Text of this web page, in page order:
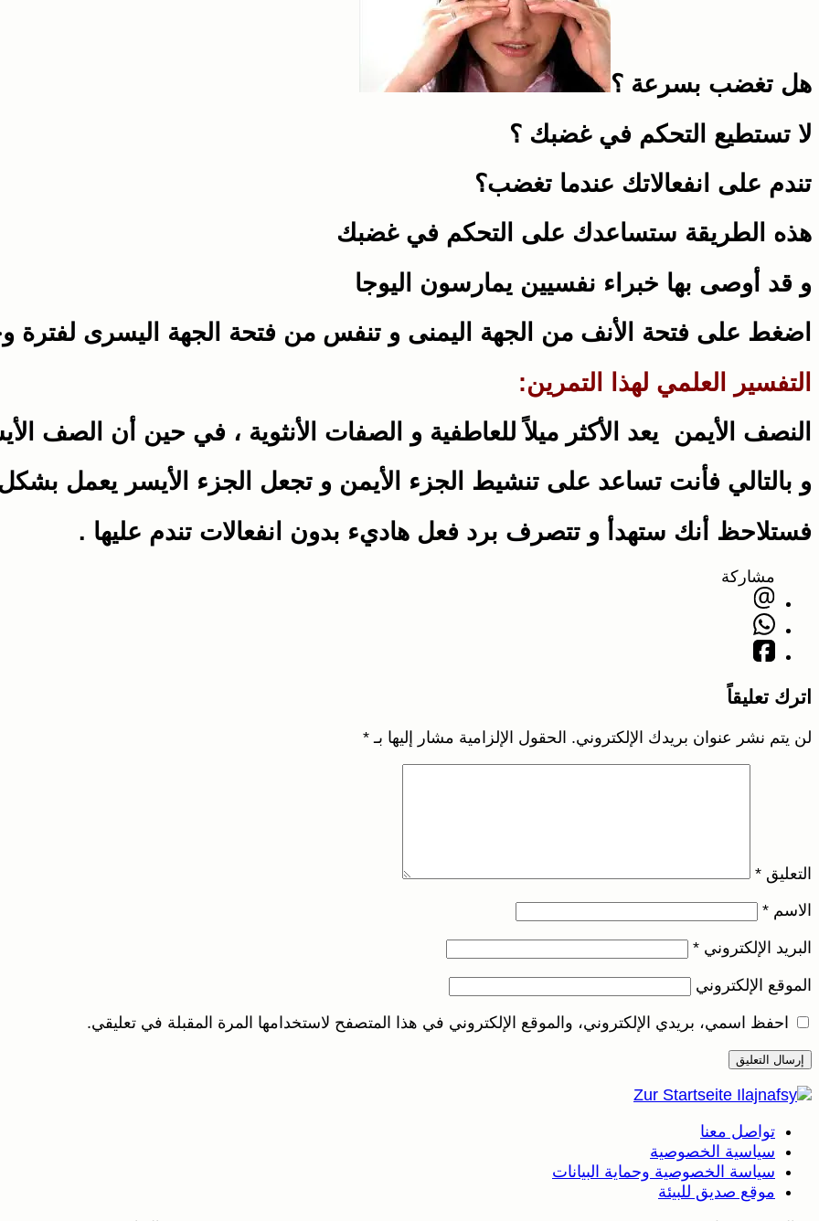
هل تغضب بسرعة ؟
لا تستطيع التحكم في غضبك ؟
تندم على انفعالاتك عندما تغضب؟
هذه الطريقة ستساعدك على التحكم في غضبك
و قد أوصى بها خبراء نفسيين يمارسون اليوجا
اضغط على فتحة الأنف من الجهة اليمنى و تنفس من فتحة الجهة اليسرى لفترة
التفسير العلمي لهذا التمرين:
النصف الأيمن يعد الأكثر ميلاً للعاطفية و الصفات الأنثوية ، في حين أن الصف
و بالتالي فأنت تساعد على تنشيط الجزء الأيمن و تجعل الجزء الأيسر يعمل
فستلاحظ أنك ستهدأ و تتصرف برد فعل هاديء بدون انفعالات تندم عليها .
مشاركة
اترك تعليقاً
لن يتم نشر عنوان بريدك الإلكتروني. الحقول الإلزامية مشار إليها بـ *
التعليق *
الاسم *
البريد الإلكتروني *
الموقع الإلكتروني
احفظ اسمي، بريدي الإلكتروني، والموقع الإلكتروني في هذا المتصفح لاستخدامها المرة المقبلة في تعليقي.
تواصل معنا
سياسية الخصوصية
سياسة الخصوصية وحماية البيانات
موقع صديق للبيئة